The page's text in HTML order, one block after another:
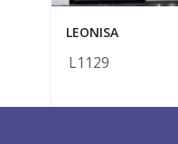
LEONISA
L1129